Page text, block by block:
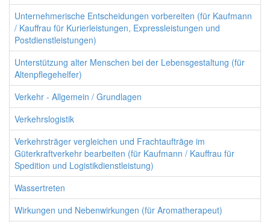
Unternehmerische Entscheidungen vorbereiten (für Kaufmann
/ Kauffrau für Kurierleistungen, Expressleistungen und
Postdienstleistungen)
Unterstützung alter Menschen bei der Lebensgestaltung (für
Altenpflegehelfer)
Verkehr - Allgemein / Grundlagen
Verkehrslogistik
Verkehrsträger vergleichen und Frachtaufträge im
Güterkraftverkehr bearbeiten (für Kaufmann / Kauffrau für
Spedition und Logistikdienstleistung)
Wassertreten
Wirkungen und Nebenwirkungen (für Aromatherapeut)